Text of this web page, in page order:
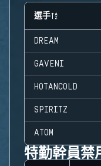
選手
DREAM
GAVENI
HOTANCOLD
SPIRITZ
ATOM
特勤幹員禁